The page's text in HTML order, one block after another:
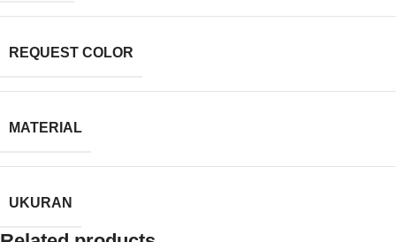
REQUEST COLOR
MATERIAL
UKURAN